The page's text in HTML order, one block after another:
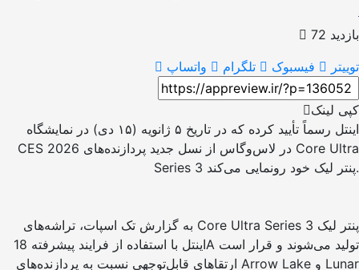
بازدید 72
توییتر
فیسبوک تلگرام واتساپ
کپی لینک
اینتل رسماً تأیید کرده که در تاریخ ۵ ژانویه (۱۵ دی) در نمایشگاه
CES 2026 در لاس‌وگاس از نسل جدید پردازنده‌های Core Ultra
Series 3 پنتر لیک خود رونمایی می‌کند.
به گزارش تک اسپات، تراشه‌های Core Ultra Series 3 پنتر لیک
اینتل با استفاده از فرایند پیشرفته 18A تولید می‌شوند و قرار است
ارتقاهای قابل‌توجهی نسبت به پردازنده‌های Arrow Lake و Lunar